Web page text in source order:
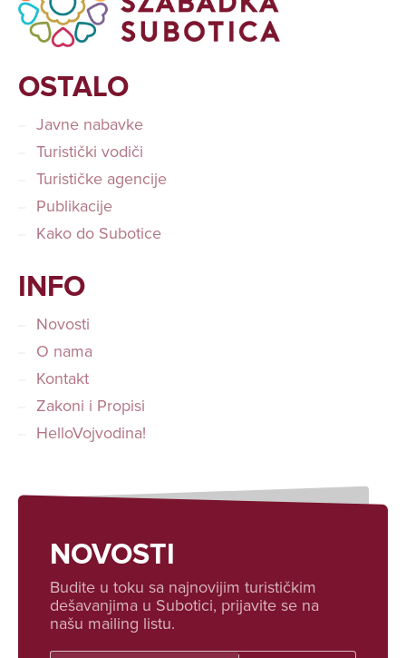
OSTALO
Javne nabavke
Turistički vodiči
Turističke agencije
Publikacije
Kako do Subotice
INFO
Novosti
O nama
Kontakt
Zakoni i Propisi
HelloVojvodina!
NOVOSTI
Budite u toku sa najnovijim turističkim
dešavanjima u Subotici, prijavite se na
našu mailing listu.